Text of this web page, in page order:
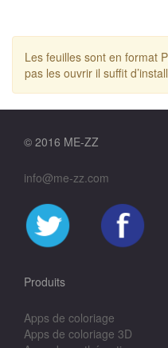
Les feuilles sont en format
pas les ouvrir il suffit
© 2016 ME-ZZ
info@me-zz.com
Produits
Apps de coloriage
Apps de coloriage 3D